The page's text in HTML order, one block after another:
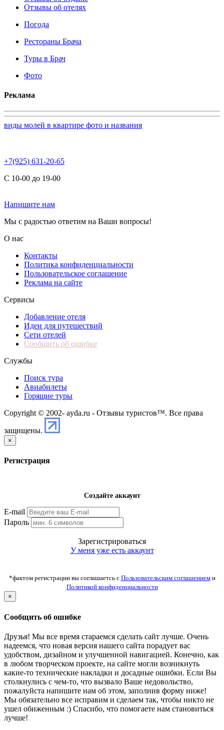
Отзывы об отелях
Погода
Рестораны Брача
Туры в Брач
Фото
Реклама
виды молей в квартире фото и названия
+7(925) 631-20-65
С 10-00 до 19-00
Напишите нам
Мы с радостью ответим на Ваши вопросы!
О нас
Контакты
Политика конфиденциальности
Пользовательское соглашение
Реклама на сайте
Сервисы
Добавление отеля
Идеи для путешествий
Сети отелей
Сообщить об ошибке
Службы
Поиск тура
Авиабилеты
Горящие туры
Copyright © 2002- ayda.ru - Отзывы туристов™. Все права
защищены.
×
Регистрация
Создайте аккаунт
E-mail
Пароль
Зарегистрироваться
У меня уже есть аккаунт
*фактом регистрации вы соглашаетсь с Пользовательским соглашениеми
Политикой конфиденциальности
×
Сообщить об ошибке
Друзья! Мы все время стараемся сделать сайт лучше. Очень
надеемся, что новая версия нашего сайта порадует вас
удобством, дизайном и улучшенной навигацией. Конечно, как
в любом творческом проекте, на сайте могли возникнуть
какие-то технические накладки и досадные ошибки. Если Вы
столкнулись с чем-то, что вызвало Ваше недовольство,
пожалуйста напишите нам об этом, заполнив форму ниже!
Мы обязательно все исправим и сделаем так, чтобы никто не
ушел обиженным :) Спасибо, что помогаете нам становиться
лучше!